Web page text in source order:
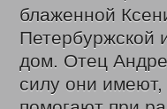
Выплаты семьям
Координационный
Отдел социально-
Социальный контракт
Адресная
Адресная социальная
блаженной
Петербуржской
дом. Отец
силу они